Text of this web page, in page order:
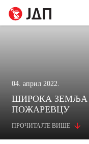
04. април 2022.
ШИРОКА ЗЕМЉА
ПОЖАРЕВЦУ
ПРОЧИТАЈТЕ ВИШЕ